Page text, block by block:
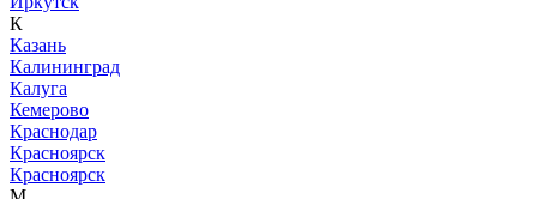
К
Казань
Калининград
Калуга
Кемерово
Краснодар
Красноярск
Красноярск